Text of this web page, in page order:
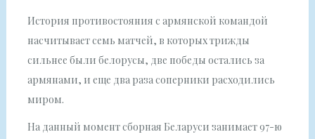
История противостояния с армянской командой
насчитывает семь матчей, в которых трижды
сильнее были белорусы, две победы остались за
армянами, и еще два раза соперники расходились
миром.
На данный момент сборная Беларуси занимает 97-ю